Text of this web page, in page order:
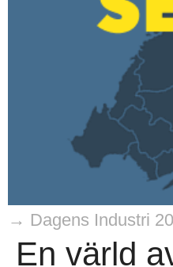
→ Dagens Industri
En värld